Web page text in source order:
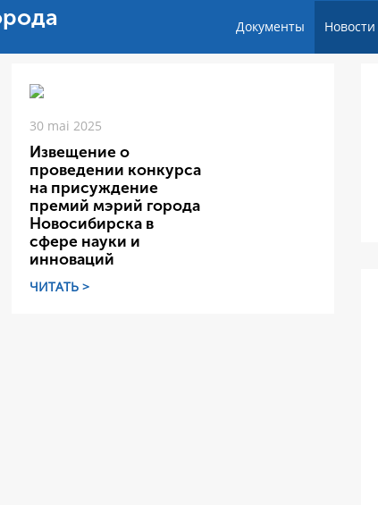
Документы Новости
30 mai 2025
Извещение о
проведении конкурса
на присуждение
премий мэрий города
Новосибирска в
сфере науки и
инноваций
ЧИТАТЬ >